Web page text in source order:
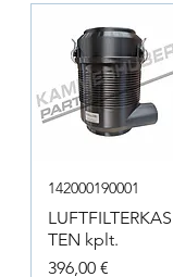
142000190001
LUFTFILTERKAS
TEN kplt.
Prix
396,00 €